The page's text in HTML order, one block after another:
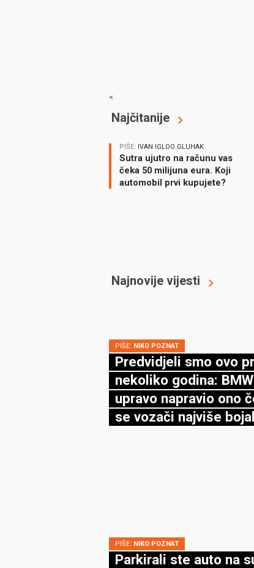
<
Najčitanije
PIŠE: IVAN IGLOO GLUHAK
Sutra ujutro na računu vas
čeka 50 milijuna eura. Koji
automobil prvi kupujete?
Najnovije vijesti
PIŠE: NIKO POZNAT
Predvidjeli smo ovo
nekoliko godina:
upravo napravio ono
se vozači najviše
PIŠE: NIKO POZNAT
Parkirali ste auto na